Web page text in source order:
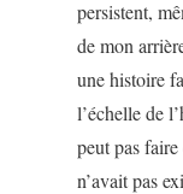
persistent,
de mon
une histoire
l’échelle de
peut pas
n’avait pas